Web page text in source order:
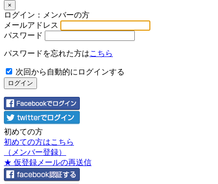
×
ログイン：メンバーの方
メールアドレス
パスワード
パスワードを忘れた方はこちら
次回から自動的にログインする
初めての方
初めての方はこちら
（メンバー登録）
★ 仮登録メールの再送信